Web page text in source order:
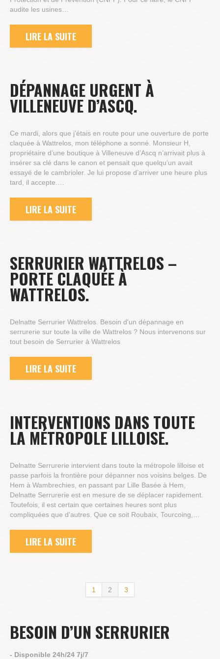
audite les usines…
LIRE LA SUITE
DÉPANNAGE URGENT À
VILLENEUVE D’ASCQ.
Ce mardi, alors que j’étais en route pour une ouverture de porte
claquée à Wattrelos, mon téléphone a sonné. Monsieur H,
propriétaire d’une boutique à Villeneuve d’Ascq n’arrivait plus à
insérer sa clé dans le canon et pensait que quelqu’un avait
essayé de le cambrioler. Je lui propose d’arriver une heure plus
tard, il accepte.…
LIRE LA SUITE
SERRURIER WATTRELOS –
PORTE CLAQUÉE À
WATTRELOS.
Delnatte Serrurier Wattrelos. Besoin d'un dépannage en
serrurerie sur toute la ville de Wattrelos ? Nous intervenons sur
tout besoin de Serrurier à Wattrelos
LIRE LA SUITE
INTERVENTIONS DANS TOUTE
LA MÉTROPOLE LILLOISE.
Delnatte Serrurerie intervient dans toute la métropole lilloise et
passe parfois la frontière pour dépanner nos voisins belges. De
Hem à Wambrechies, en passant par Lille Basée à Hem,
Delnatte Serrurerie est en mesure de se déplacer rapidement.
Toutefois, il est certain que certaines heures sont plus
compliquées que d'autres. Que ce soit Roubaix, Tourcoing,…
LIRE LA SUITE
1 2 3
BESOIN D’UN SERRURIER
- Disponible 24h/24 7j/7